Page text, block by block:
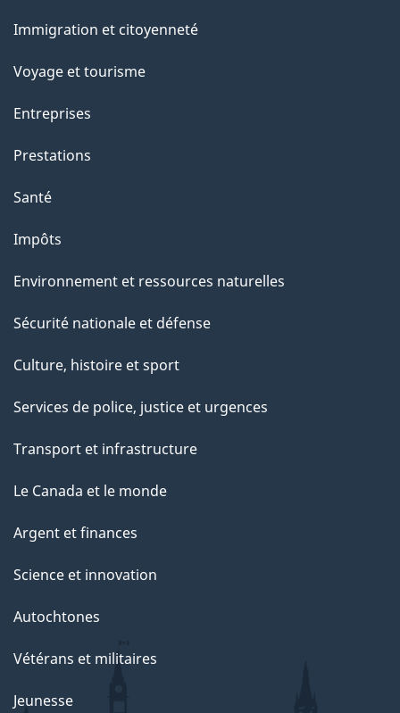
sujets
Immigration et citoyenneté
Voyage et tourisme
Entreprises
Prestations
Santé
Impôts
Environnement et ressources naturelles
Sécurité nationale et défense
Culture, histoire et sport
Services de police, justice et urgences
Transport et infrastructure
Le Canada et le monde
Argent et finances
Science et innovation
Autochtones
Vétérans et militaires
Jeunesse